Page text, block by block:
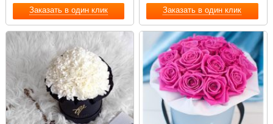
Заказать в один клик Заказать в один клик